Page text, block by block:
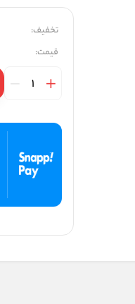
تخفیف:
قیمت: